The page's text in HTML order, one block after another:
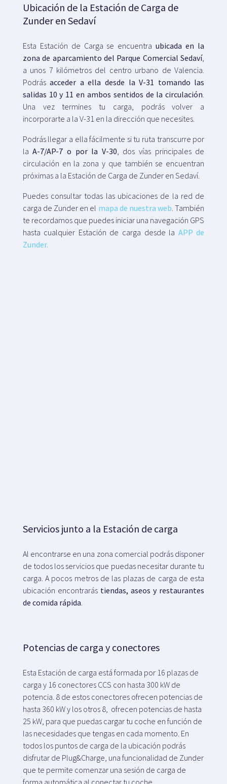
Ubicación de la Estación de Carga de
Zunder en Sedaví
Esta Estación de Carga se encuentraubicada en la
zona de aparcamiento del Parque Comercial Sedaví,
a unos 7 kilómetros del centro urbano de Valencia.
Podrásacceder a ella desde la V-31 tomando las
salidas 10 y 11 en ambos sentidos de la circulación
Una vez termines tu carga, podrás volver a
incorporarte a la V-31 en la dirección que necesites.
Podrás llegar a ella fácilmente si tu ruta transcurre por
laA-7/AP-7 o por la V-30 , dos vías principales de
circulación en la zona y que también se encuentran
próximas a la Estación de Carga de Zunder en Sedaví.
Puedes consultar todas las ubicaciones de la red de
carga de Zunder en el mapa de nuestra web . También
te recordamos que puedes iniciar una navegación GPS
hasta cualquier Estación de carga desde la APP de
Zunder.
Servicios junto a la Estación de carga
Al encontrarse en una zona comercial podrás disponer
de todos los servicios que puedas necesitar durante tu
carga. A pocos metros de las plazas de carga de esta
ubicación encontrarás tiendas, aseos y restaurantes
de comida rápida
Potencias de carga y conectores
Esta Estación de carga está formada por 16 plazas de
carga y 16 conectores CCS con hasta 300 kW de
potencia. 8 de estos conectores ofrecen potencias de
hasta 360 kW y los otros 8, ofrecen potencias de hasta
25 kW, para que puedas cargar tu coche en función de
las necesidades que tengas en cada momento. En
todos los puntos de carga de la ubicación podrás
disfrutar de Plug&Charge, una funcionalidad de Zunder
que te permite comenzar una sesión de carga de
forma automática al conectar tu coche.